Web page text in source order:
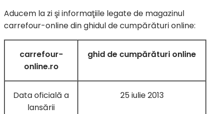
Aducem la zi şi informaţiile legate de magazinul
carrefour-online din ghidul de cumpărături online:
carrefour-
online.ro
ghid de cumpărături online
Data oficială a
lansării
25 iulie 2013